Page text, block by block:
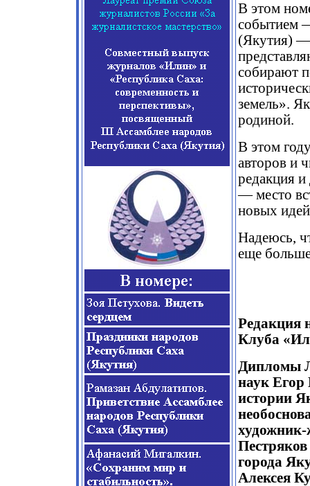
В этом
событием
(Якутия) —
собирают
земель».
родиной.
В этом
авторов и
редакция
— место
новых
Надеюсь,
еще
Редакция
Клуба
Дипломы
наук Егор
истории
города
Алексея